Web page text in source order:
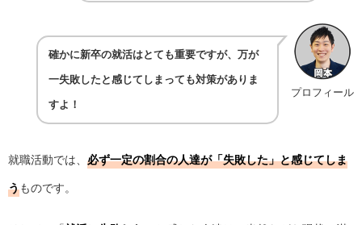
プロフィール
確かに新卒の就活はとても重要ですが、万が
一失敗したと感じてしまっても対策がありま
すよ！
就職活動では、 必ず一定の割合の人達が「失敗した」と感じてしま
うものです。